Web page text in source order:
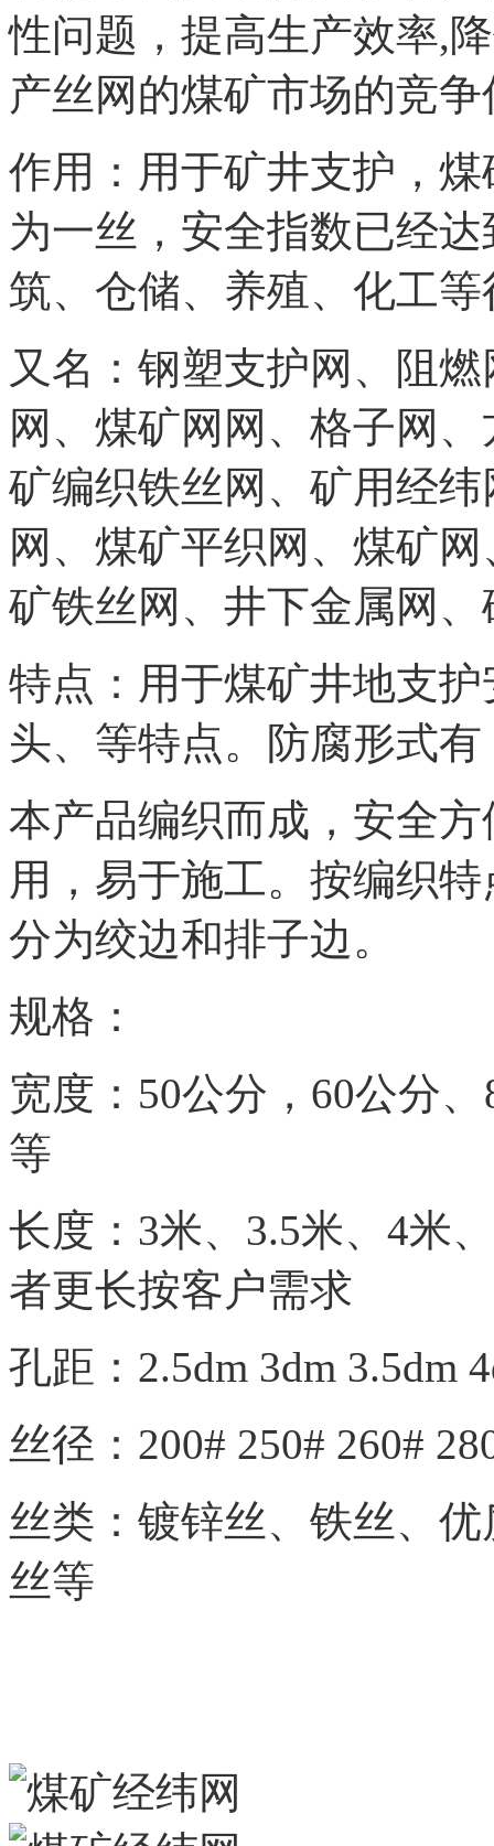
性问题，提高生产效率,
产丝网的煤矿市场的竞
作用：用于矿井支护，
为一丝，安全指数已经
筑、仓储、养殖、化工等
又名：钢塑支护网、阻
网、煤矿网网、格子网
矿编织铁丝网、矿用经
网、煤矿平织网、煤矿
矿铁丝网、井下金属网
特点：用于煤矿井地支
头、等特点。防腐形式
本产品编织而成，安全
用，易于施工。按编织
分为绞边和排子边。
规格：
宽度：50公分，60公分
等
长度：3米、3.5米、4米
者更长按客户需求
孔距：2.5dm 3dm 3.5dm
丝径：200# 250# 260#
丝类：镀锌丝、铁丝、
丝等